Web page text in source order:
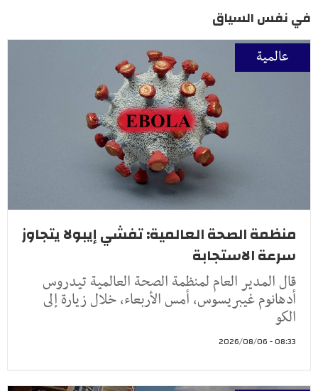
في نفس السياق
عالمية
منظمة الصحة العالمية: تفشي إيبولا يتجاوز
سرعة الاستجابة
قال المدير العام لمنظمة الصحة العالمية تيدروس
أدهانوم غيبريسوس، أمس الأربعاء، خلال زيارة إلى
الكو
08:33 - 2026/08/06